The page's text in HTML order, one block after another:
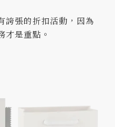
誇張的折扣活動，因為
才是重點。